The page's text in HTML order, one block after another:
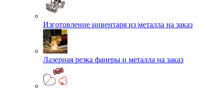
Изготовление инвентаря из металла на заказ
Лазерная резка фанеры и металла на заказ